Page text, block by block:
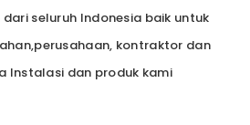
seluruh Indonesia baik untuk
kontraktor dan
Instalasi dan produk kami